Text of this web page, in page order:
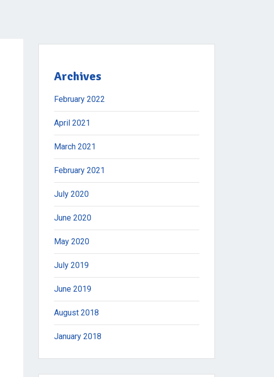
Archives
February 2022
April 2021
March 2021
February 2021
July 2020
June 2020
May 2020
July 2019
June 2019
August 2018
January 2018